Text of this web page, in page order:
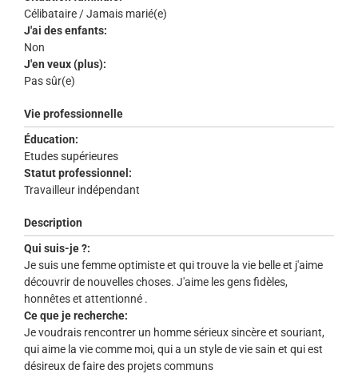
Célibataire / Jamais marié(e)
J'ai des enfants:
Non
J'en veux (plus):
Pas sûr(e)
Vie professionnelle
Éducation:
Etudes supérieures
Statut professionnel:
Travailleur indépendant
Description
Qui suis-je ?:
Je suis une femme optimiste et qui trouve la vie belle et j'aime
découvrir de nouvelles choses. J'aime les gens fidèles,
honnêtes et attentionné .
Ce que je recherche:
Je voudrais rencontrer un homme sérieux sincère et souriant,
qui aime la vie comme moi, qui a un style de vie sain et qui est
désireux de faire des projets communs